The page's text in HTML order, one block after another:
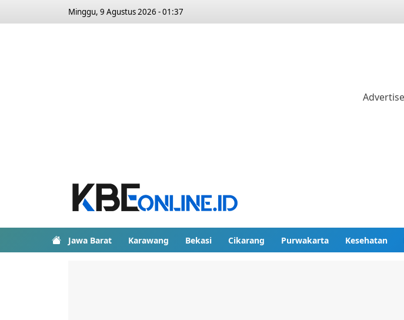
Minggu, 9 Agustus 2026 - 01:37
Jawa Barat Karawang Bekasi Cikarang Purwakarta Kesehatan